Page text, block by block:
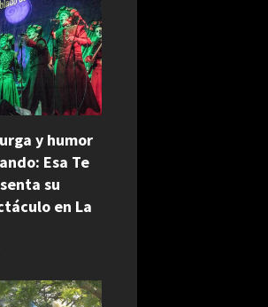
y humor
Esa Te
su
en La